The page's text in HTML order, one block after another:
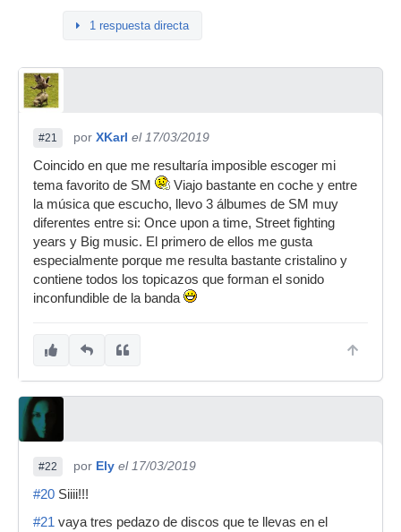
1 respuesta directa
#21 por XKarl el 17/03/2019
Coincido en que me resultaría imposible escoger mi
tema favorito de SM
Viajo bastante en coche y entre
la música que escucho, llevo 3 álbumes de SM muy
diferentes entre si: Once upon a time, Street fighting
years y Big music. El primero de ellos me gusta
especialmente porque me resulta bastante cristalino y
contiene todos los topicazos que forman el sonido
inconfundible de la banda
#22 por Ely el 17/03/2019
#20 Siiii!!!
#21 vaya tres pedazo de discos que te llevas en el